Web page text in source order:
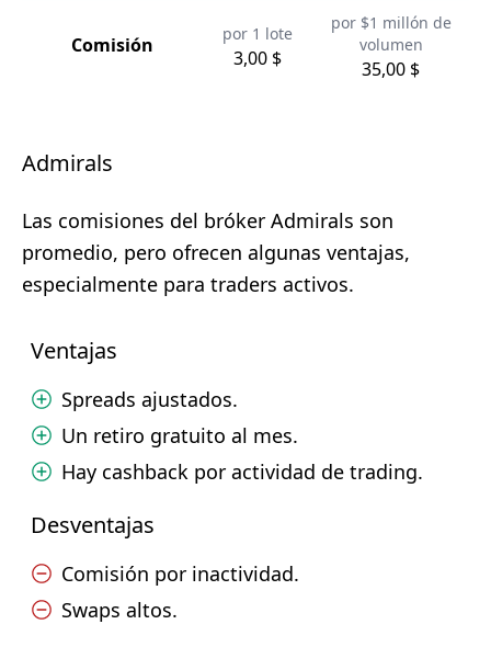
Comisión por 1 lote
3,00 $
por $1 millón de
volumen
35,00 $
Admirals
Las comisiones del bróker Admirals son
promedio, pero ofrecen algunas ventajas,
especialmente para traders activos.
Ventajas
Spreads ajustados.
Un retiro gratuito al mes.
Hay cashback por actividad de trading.
Desventajas
Comisión por inactividad.
Swaps altos.